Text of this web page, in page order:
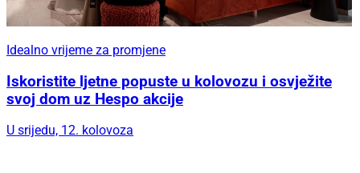
Idealno vrijeme za promjene
Iskoristite ljetne popuste u kolovozu i osvježite
svoj dom uz Hespo akcije
U srijedu, 12. kolovoza